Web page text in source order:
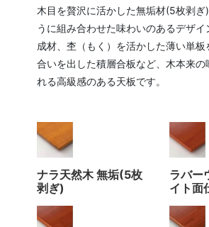
木目を贅沢に活かした無垢材(5枚剥ぎ
うに組み合わせた味わいのあるデザ
成材、杢（もく）を活かした薄い単
合いを出した積層合板など、木本来の
れる高級感のある天板です。
ナラ天然木 無垢(5枚
剥ぎ)
ラバー
イト面